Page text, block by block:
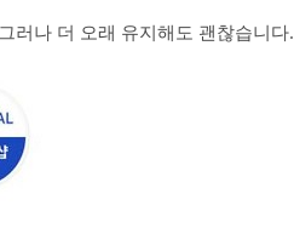
러나 더 오래 유지해도 괜찮습니다.